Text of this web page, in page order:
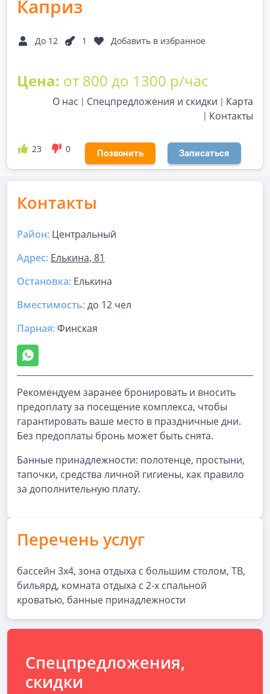
Каприз
До 12 1 Добавить в избранное
Цена: от 800 до 1300 р/час
О нас Спецпредложения и скидки
Карта
Контакты
23 0 Позвонить Записаться
Контакты
Район: Центральный
Адрес: Елькина, 81
Остановка: Елькина
Вместимость:до 12 чел
Парная:Финская
Рекомендуем заранее бронировать и вносить
предоплату за посещение комплекса, чтобы
гарантировать ваше место в праздничные дни.
Без предоплаты бронь может быть снята.
Банные принадлежности: полотенце, простыни,
тапочки, средства личной гигиены, как правило
за дополнительную плату.
Перечень услуг
бассейн 3х4, зона отдыха с большим столом, ТВ,
бильярд, комната отдыха с 2-х спальной
кроватью, банные принадлежности
Спецпредложения,
скидки